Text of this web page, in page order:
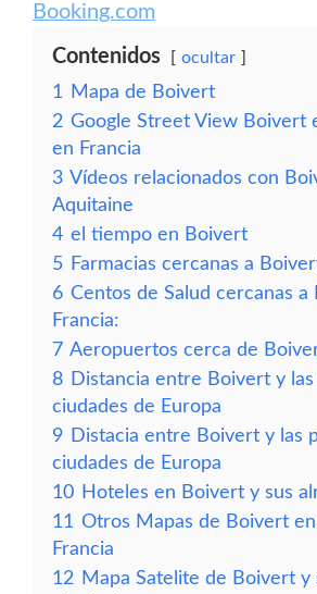
Booking.com
Contenidos ocultar
1
Mapa de Boivert
2 Google Street View Boivert
en Francia
3 Vídeos relacionados con
Aquitaine
4 el tiempo en Boivert
5 Farmacias cercanas a
6 Centos de Salud cercanas a
Francia:
7 Aeropuertos cerca de
8 Distancia entre Boivert y
ciudades de Europa
9 Distacia entre Boivert y las
ciudades de Europa
10 Hoteles en Boivert y sus
11 Otros Mapas de Boivert
Francia
12 Mapa Satelite de Boivert y